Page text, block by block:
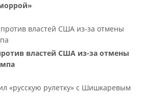
властей США из-за отмены